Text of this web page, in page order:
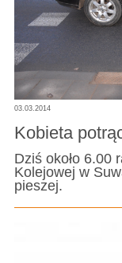
03.03.2014
Kobieta
Dziś około 6.00
Kolejowej w
pieszej.